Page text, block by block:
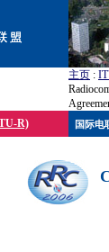
主页 :
R)
国际电